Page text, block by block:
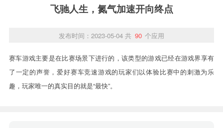
飞驰人生，氮气加速开向终点
发布时间：2023-05-04 共 90 个应用
赛车游戏主要是在比赛场景下进行的，该类型的游戏已经在游戏界享有
了一定的声誉，爱好赛车竞速游戏的玩家们以体验比赛中的刺激为乐
趣，玩家唯一的真实目的就是“最快”。